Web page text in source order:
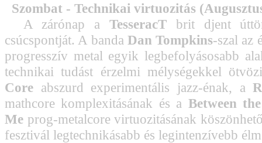
Szombat - Technikai virtuozitás
A zárónap a TesseracT brit djent
csúcspontját. A banda Dan Tompkins-szal az
progresszív metal egyik legbefolyásosabb
technikai tudást érzelmi mélységekkel
Core abszurd experimentális jazz-énak, a
mathcore komplexitásának és a Between
Me prog-metalcore virtuozitásának
fesztivál legtechnikásabb és legintenzívebb